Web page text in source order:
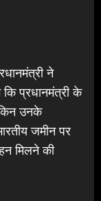
ने
कि प्रधानमंत्री के
उनके
जमीन पर
मिलने की